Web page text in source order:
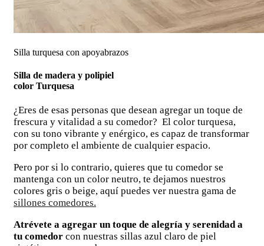
Silla turquesa con apoyabrazos
Silla de madera y polipiel
color Turquesa
¿Eres de esas personas que desean agregar un toque de
frescura y vitalidad a su comedor? El color turquesa,
con su tono vibrante y enérgico, es capaz de transformar
por completo el ambiente de cualquier espacio.
Pero por si lo contrario, quieres que tu comedor se
mantenga con un color neutro, te dejamos nuestros
colores gris o beige, aquí puedes ver nuestra gama de
sillones comedores.
Atrévete a agregar un toque de alegría y serenidad a
tu comedor con nuestras sillas azul claro de piel